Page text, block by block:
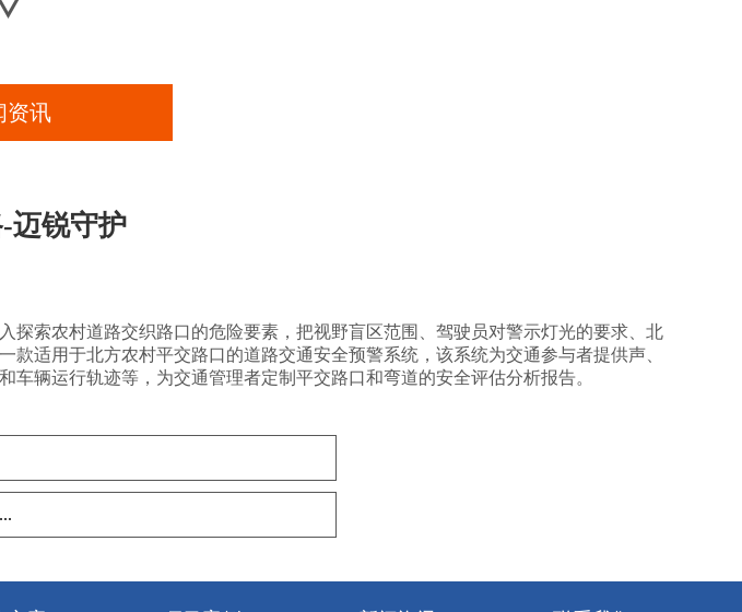
资讯
迈锐守护
索农村道路交织路口的危险要素，把视野盲区范围、驾驶员对警示灯光的要求、北
适用于北方农村平交路口的道路交通安全预警系统，该系统为交通参与者提供声、
辆运行轨迹等，为交通管理者定制平交路口和弯道的安全评估分析报告。